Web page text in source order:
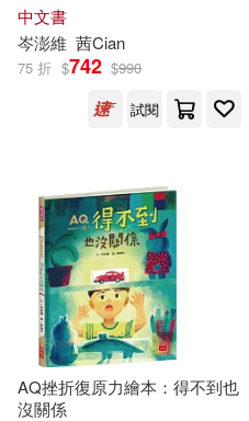
中文書
岑澎維 茜Cian
75 折 $742 $990
試閱
AQ挫折復原力繪本：得不到也
沒關係